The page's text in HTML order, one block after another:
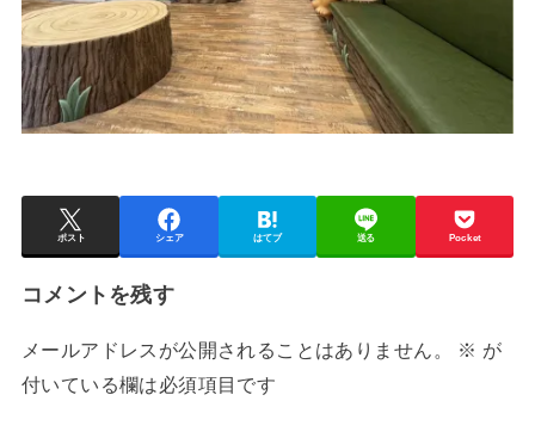
ポスト シェア はてブ 送る Pocket
コメントを残す
メールアドレスが公開されることはありません。 ※ が
付いている欄は必須項目です